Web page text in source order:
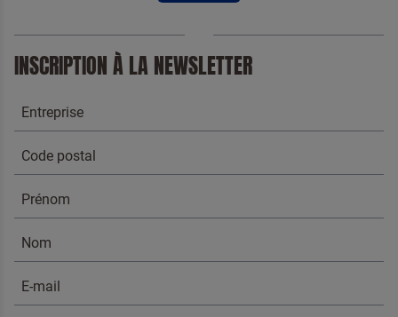
INSCRIPTION À LA NEWSLETTER